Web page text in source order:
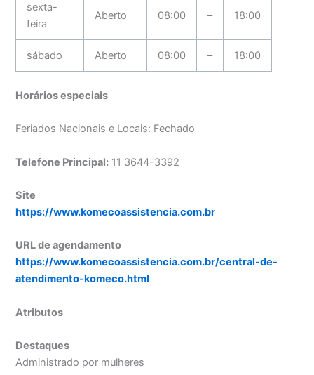
sexta-
feira
Aberto 08:00 – 18:00
sábado Aberto 08:00 – 18:00
Horários especiais
Feriados Nacionais e Locais: Fechado
Telefone Principal: 11 3644-3392
Site
https://www.komecoassistencia.com.br
URL de agendamento
https://www.komecoassistencia.com.br/central-de-
atendimento-komeco.html
Atributos
Destaques
Administrado por mulheres